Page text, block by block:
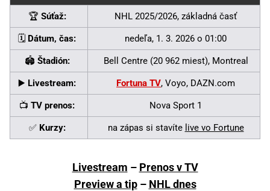
🏆 Súťaž: NHL 2025/2026, základná časť
🗓️ Dátum, čas: nedeľa, 1. 3. 2026 o 01:00
🏟️ Štadión: Bell Centre (20 962 miest), Montreal
▶️ Livestream: Fortuna TV, Voyo, DAZN.com
📺 TV prenos: Nova Sport 1
✅ Kurzy: na zápas si stavíte live vo Fortune
Livestream – Prenos v TV
Preview a tip– NHL dnes